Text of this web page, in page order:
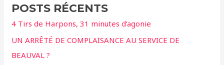
r
c
h
e
POSTS RÉCENTS
4 Tirs de Harpons, 31 minutes d’agonie
UN ARRÊTÉ DE COMPLAISANCE AU SERVICE DE
BEAUVAL ?